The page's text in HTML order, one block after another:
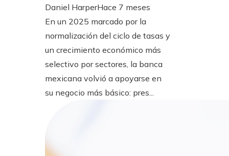
Daniel HarperHace 7 meses
En un 2025 marcado por la
normalización del ciclo de tasas y
un crecimiento económico más
selectivo por sectores, la banca
mexicana volvió a apoyarse en
su negocio más básico: pres...